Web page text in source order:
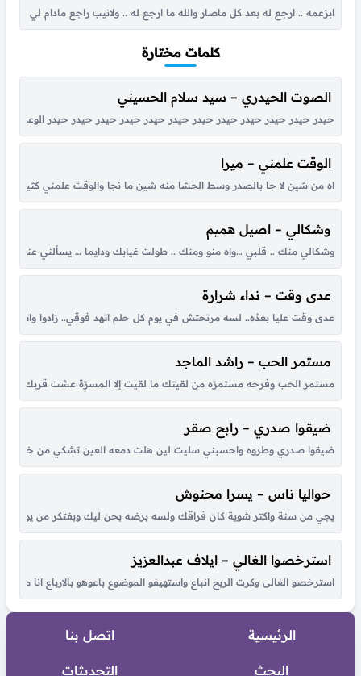
ابزعمه .. ارجع له بعد كل ماصار والله ما ارجع له .. ولانيب راجع مادام لي
كلمات مختارة
الصوت الحيدري – سيد سلام الحسيني
حيدر حيدر حيدر حيدر حيدر حيدر حيدر حيدر حيدر حيدر حيدر حيدر الوعد
الوقت علمني – ميرا
اه من شين لا جا بالصدر وسط الحشا منه شين ما نجا والوقت علمني كثير
وشكالي – اصيل هميم
وشكالي منك .. قلبي …واه منو ومنك .. طولت غيابك ودايما … يسألني عنك
عدى وقت – نداء شرارة
عدى وقت عليا بعدُه.. لسه مرتحتش في يوم كل حلم اتهد فوقي.. زادوا
مستمر الحب – راشد الماجد
مستمر الحب وفرحه مستمرّه من لقيتك ما لقيت إلا المسرّة عشت قربك
ضيقوا صدري – رابح صقر
ضيقوا صدري وطروه واحسبني سليت لين هلت دمعه العين تشكي من خطاه لي
حواليا ناس – يسرا محنوش
يجي من سنة واكتر شوية كان فراقك ولسه برضه بحن ليك وبفتكر من يوم
استرخصوا الغالي – ايلاف عبدالعزيز
استرخصو الغالى وكرت الربح انباع واستهيفو الموضوع باعوهو بالارباع انا
الرئيسية اتصل بنا
البحث التحديثات